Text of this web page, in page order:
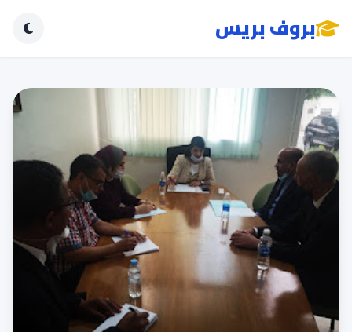
بروف بريس